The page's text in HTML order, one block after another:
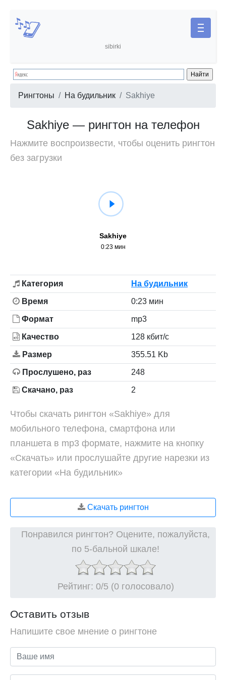
sibirki
Рингтоны На будильник Sakhiye
Sakhiye — рингтон на телефон
Нажмите воспроизвести, чтобы оценить рингтон
без загрузки
Sakhiye
0:23 мин
Категория На будильник
Время 0:23 мин
Формат mp3
Качество 128 кбит/с
Размер 355.51 Kb
Прослушено, раз 248
Скачано, раз 2
Чтобы скачать рингтон «Sakhiye» для
мобильного телефона, смартфона или
планшета в mp3 формате, нажмите на кнопку
«Скачать» или прослушайте другие нарезки из
категории «На будильник»
Скачать рингтон
Понравился рингтон? Оцените, пожалуйста,
по 5-бальной шкале!
Рейтинг: 0/5 (0 голосовало)
Оставить отзыв
Напишите свое мнение о рингтоне